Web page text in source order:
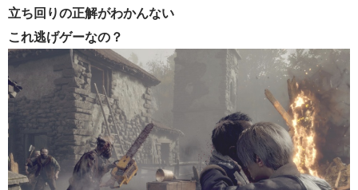
立ち回りの正解がわかんない
これ逃げゲーなの？